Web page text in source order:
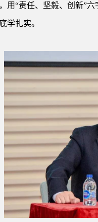
用“责任、坚毅、创新”
学扎实。